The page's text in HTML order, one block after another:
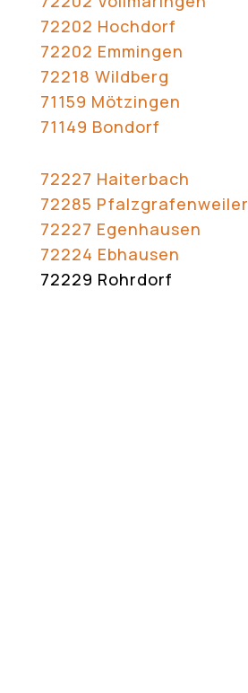
72202 Hochdorf
72202 Emmingen
72218 Wildberg
71159 Mötzingen
71149 Bondorf
72227 Haiterbach
72285 Pfalzgrafenweiler
72227 Egenhausen
72224 Ebhausen
72229 Rohrdorf